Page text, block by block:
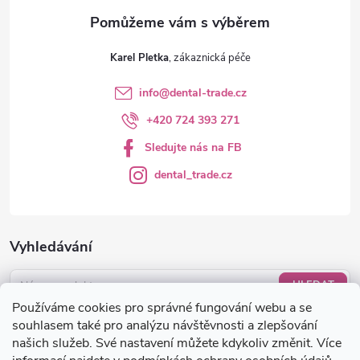
Používáme cookies pro správné fungování webu a se
souhlasem také pro analýzu návštěvnosti a zlepšování
našich služeb. Své nastavení můžete kdykoliv změnit. Více
Vyhledávání
HLEDAT
Nákupní košík
Karel Pletka
info@dental-trade.cz
+420 724 393 271
Sledujte nás na FB
dental_trade.cz